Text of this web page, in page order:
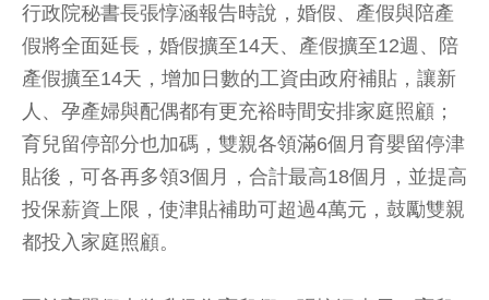
行政院秘書長張惇涵報告時說，婚假、產假與陪產
假將全面延長，婚假擴至14天、產假擴至12週、陪
產假擴至14天，增加日數的工資由政府補貼，讓新
人、孕產婦與配偶都有更充裕時間安排家庭照顧；
育兒留停部分也加碼，雙親各領滿6個月育嬰留停津
貼後，可各再多領3個月，合計最高18個月，並提高
投保薪資上限，使津貼補助可超過4萬元，鼓勵雙親
都投入家庭照顧。